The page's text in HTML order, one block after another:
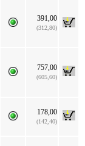
391,00
(312,80)
757,00
(605,60)
178,00
(142,40)